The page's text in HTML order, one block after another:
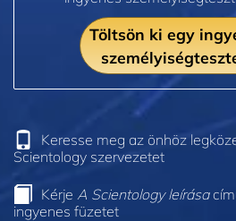
Töltsön ki egy
Keresse meg az önhöz
Scientology szervezetet
Kérje A Scientology leírása
ingyenes füzetet